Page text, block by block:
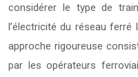
considérer le type de
l’électricité du réseau
approche rigoureuse
par les opérateurs